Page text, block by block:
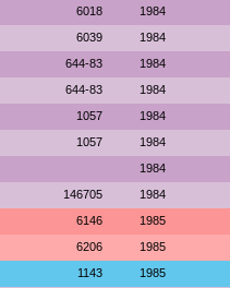
6018 1984
6039 1984
644-83 1984
644-83 1984
1057 1984
1057 1984
1984
146705 1984
6146 1985
6206 1985
1143 1985